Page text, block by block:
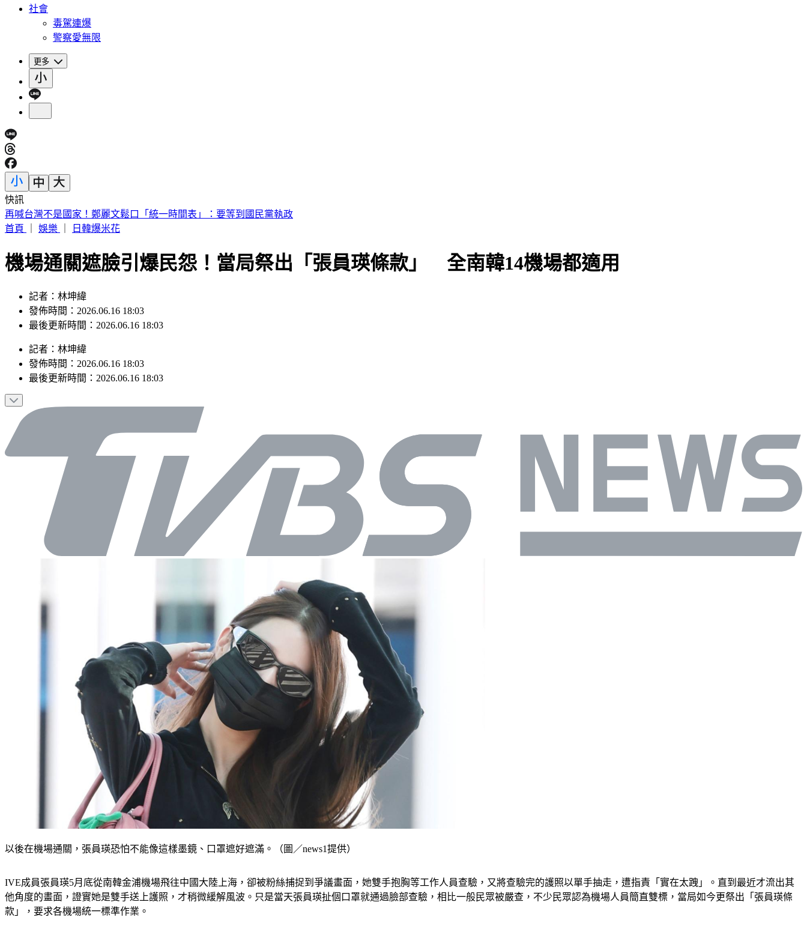
社會
毒駕連爆
警察愛無限
更多
快訊
再喊台灣不是國家！鄭麗文鬆口「統一時間表」：要等到國民黨執政
首頁
娛樂 日韓爆米花
機場通關遮臉引爆民怨！當局祭出「張員瑛條款」 全南韓14機場都適用
記者：林坤緯
發佈時間：2026.06.16 18:03
最後更新時間：2026.06.16 18:03
記者 ： 林坤緯
發佈時間： 2026.06.16 18:03
最後更新時間： 2026.06.16 18:03
以後在機場通關，張員瑛恐怕不能像這樣墨鏡、口罩遮好遮滿。（圖／news1提供）
IVE成員張員瑛5月底從南韓金浦機場飛往中國大陸上海，卻被粉絲捕捉到爭議畫面，她雙手抱胸等工作人員查驗，又將查驗完的護照以單手抽走，遭指責「實在太跩」。直到最近才流出其
他角度的畫面，證實她是雙手送上護照，才稍微緩解風波。只是當天張員瑛扯個口罩就通過臉部查驗，相比一般民眾被嚴查，不少民眾認為機場人員簡直雙標，當局如今更祭出「張員瑛條
款」，要求各機場統一標準作業。